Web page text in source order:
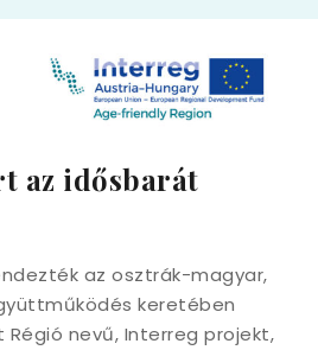
az idősbarát
az osztrák-magyar,
keretében
nevű, Interreg projekt,